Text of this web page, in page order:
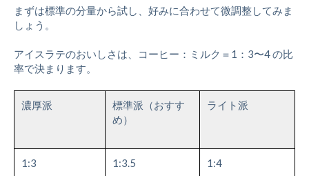
まずは標準の分量から試し、好みに合わせて微調整してみま
しょう。
アイスラテのおいしさは、コーヒー：ミルク＝1：3〜4 の比
率で決まります。
濃厚派
標準派（おすす
め）
ライト派
1:3 1:3.5 1:4